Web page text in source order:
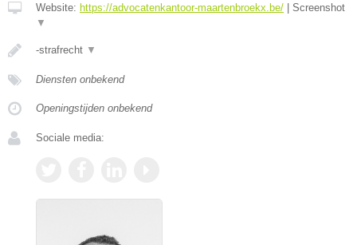
Website: https://advocatenkantoor-maartenbroekx.be/ | Screenshot
▼
-strafrecht ▼
Diensten onbekend
Openingstijden onbekend
Sociale media: